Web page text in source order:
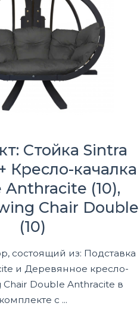
Стойка Sintra
Кресло-качалка
Anthracite (10),
Chair Double
(10)
состоящий из: Подставка
и Деревянное кресло-
Chair Double Anthracite в
комплекте с ...